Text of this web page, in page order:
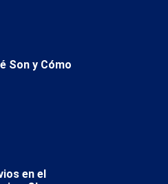
Son y Cómo
en el